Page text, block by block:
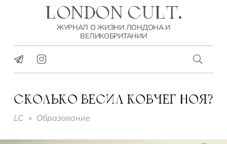
LONDON CULT.
ЖУРНАЛ О ЖИЗНИ ЛОНДОНА И
ВЕЛИКОБРИТАНИИ
СКОЛЬКО ВЕСИЛ КОВЧЕГ НОЯ?
LC » Образование